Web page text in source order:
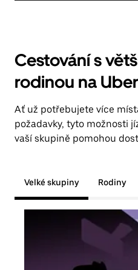
Cestování s
rodinou na
Ať už potřebujete více
požadavky, tyto možnosti
vaší skupině pomohou
Velké skupiny Rodiny